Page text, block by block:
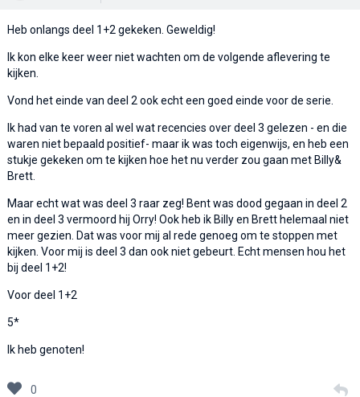
Heb onlangs deel 1+2 gekeken. Geweldig!
Ik kon elke keer weer niet wachten om de volgende aflevering te
kijken.
Vond het einde van deel 2 ook echt een goed einde voor de serie.
Ik had van te voren al wel wat recencies over deel 3 gelezen - en die
waren niet bepaald positief- maar ik was toch eigenwijs, en heb een
stukje gekeken om te kijken hoe het nu verder zou gaan met Billy&
Brett.
Maar echt wat was deel 3 raar zeg! Bent was dood gegaan in deel 2
en in deel 3 vermoord hij Orry! Ook heb ik Billy en Brett helemaal niet
meer gezien. Dat was voor mij al rede genoeg om te stoppen met
kijken. Voor mij is deel 3 dan ook niet gebeurt. Echt mensen hou het
bij deel 1+2!
Voor deel 1+2
5*
Ik heb genoten!
0